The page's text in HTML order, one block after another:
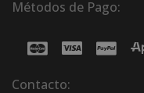
Métodos de Pago:
Contacto: